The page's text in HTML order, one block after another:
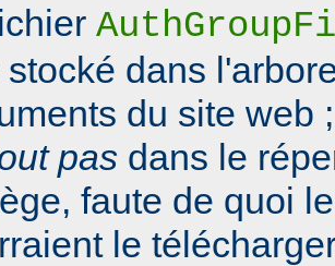
stocké dans
du site web
pas dans le
faute de quoi
le